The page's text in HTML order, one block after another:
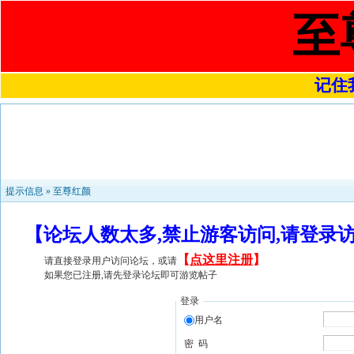
至
记住
提示信息 » 至尊红颜
【论坛人数太多,禁止游客访问,请登
请直接登录用户访问论坛，或请 【 点这里注册】
如果您已注册,请先登录论坛即可游览帖子
登录
用户名
密 码